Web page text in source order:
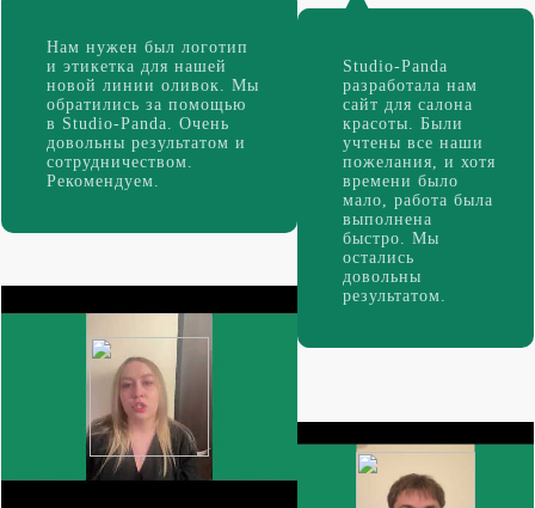
Нам нужен был логотип
и этикетка для нашей
новой линии оливок. Мы
обратились за помощью
в Studio-Panda. Очень
довольны результатом и
сотрудничеством.
Рекомендуем.
Studio-Panda
разработала нам
сайт для салона
красоты. Были
учтены все наши
пожелания, и хотя
времени было
мало, работа была
выполнена
быстро. Мы
остались
довольны
результатом.